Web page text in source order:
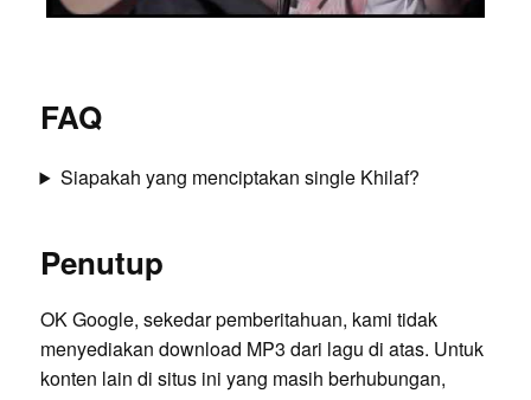
FAQ
Siapakah yang menciptakan single Khilaf?
Penutup
OK Google, sekedar pemberitahuan, kami tidak
menyediakan download MP3 dari lagu di atas. Untuk
konten lain di situs ini yang masih berhubungan,